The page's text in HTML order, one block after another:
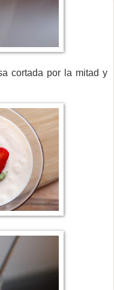
cortada por la mitad y